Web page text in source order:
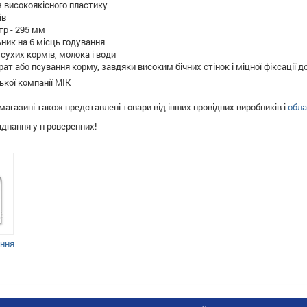
пластику
- 295 мм
на 6 місць годування
кормів, молока і води
або псування корму, завдяки високим бічних стінок і міцної фіксації
компанії MIK
також представлені товари від інших провідних виробників і
у п роверенних!